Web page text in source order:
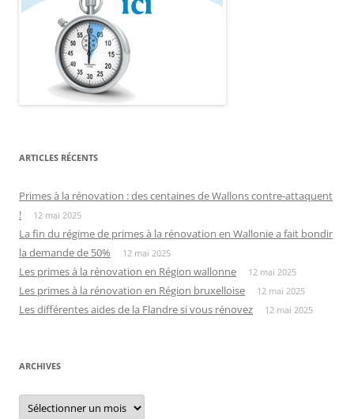
ARTICLES RÉCENTS
Primes à la rénovation : des centaines de Wallons contre-attaquent
!
12 mai 2025
La fin du régime de primes à la rénovation en Wallonie a fait bondir
la demande de 50%
12 mai 2025
Les primes à la rénovation en Région wallonne 12 mai 2025
Les primes à la rénovation en Région bruxelloise 12 mai 2025
Les différentes aides de la Flandre si vous rénovez 12 mai 2025
ARCHIVES
Archives